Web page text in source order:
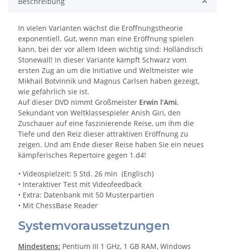
In vielen Varianten wächst die Eröffnungstheorie
exponentiell. Gut, wenn man eine Eröffnung spielen
kann, bei der vor allem Ideen wichtig sind: Holländisch
Stonewall! In dieser Variante kämpft Schwarz vom
ersten Zug an um die Initiative und Weltmeister wie
Mikhail Botvinnik und Magnus Carlsen haben gezeigt,
wie gefährlich sie ist.
Auf dieser DVD nimmt Großmeister Erwin l’Ami,
Sekundant von Weltklassespieler Anish Giri, den
Zuschauer auf eine faszinierende Reise, um ihm die
Tiefe und den Reiz dieser attraktiven Eröffnung zu
zeigen. Und am Ende dieser Reise haben Sie ein neues
kämpferisches Repertoire gegen 1.d4!
• Videospielzeit: 5 Std. 26 min (Englisch)
• Interaktiver Test mit Videofeedback
• Extra: Datenbank mit 50 Musterpartien
• Mit ChessBase Reader
Systemvoraussetzungen
Mindestens: Pentium III 1 GHz, 1 GB RAM, Windows